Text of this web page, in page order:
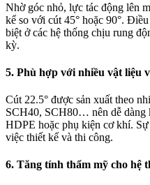
Nhờ góc nhỏ, lực tác động lên
kể so với cút 45° hoặc 90°.
biệt ở các hệ thống chịu rung
kỳ.
5. Phù hợp với nhiều vật liệu
Cút 22.5° được sản xuất theo
SCH40, SCH80… nên dễ dàng
HDPE hoặc phụ kiện cơ khí.
việc thiết kế và thi công.
6. Tăng tính thẩm mỹ cho hệ